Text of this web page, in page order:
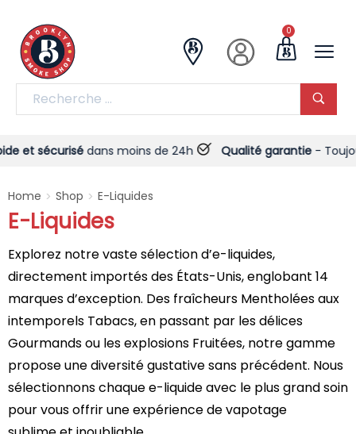
0
sécurisédans moins de 24h Qualité garantie- Toujours !
Home > Shop > E-Liquides
E-Liquides
Explorez notre vaste sélection d’e-liquides,
directement importés des États-Unis, englobant 14
marques d’exception. Des fraîcheurs Mentholées aux
intemporels Tabacs, en passant par les délices
Gourmands ou les explosions Fruitées, notre gamme
propose une diversité gustative sans précédent. Nous
sélectionnons chaque e-liquide avec le plus grand soin
pour vous offrir une expérience de vapotage